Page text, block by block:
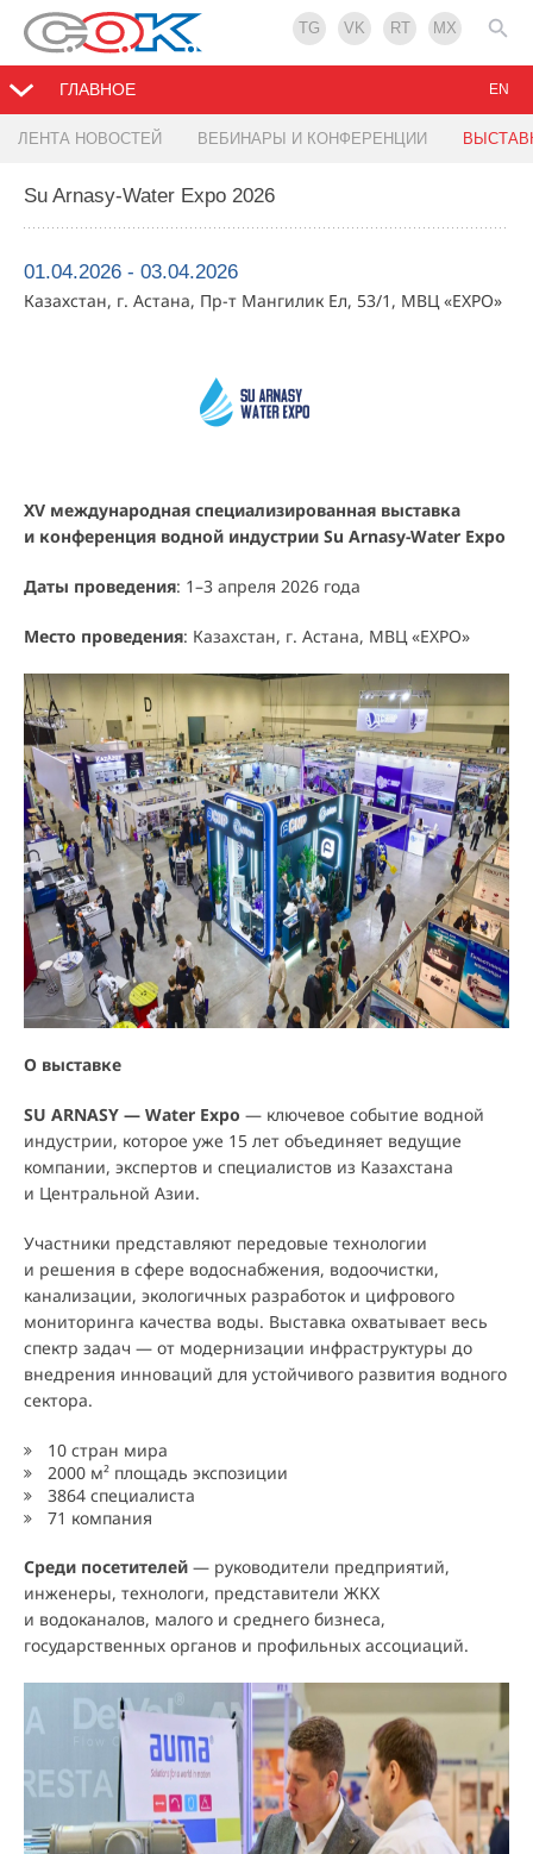
TG VK RT MX
ГЛАВНОЕ
ЛЕНТА НОВОСТЕЙ ВЕБИНАРЫ И КОНФЕРЕНЦИИ
EN
Su Arnasy-Water Expo 2026
01.04.2026 - 03.04.2026
Казахстан, г. Астана, Пр-т Мангилик Ел, 53/1, МВЦ «EXPO»
XV международная специализированная выставка
и конференция водной индустрии Su Arnasy-Water Expo
Даты проведения: 1–3 апреля 2026 года
Место проведения: Казахстан, г. Астана, МВЦ «EXPO»
О выставке
SU ARNASY — Water Expo — ключевое событие водной
индустрии, которое уже 15 лет объединяет ведущие
компании, экспертов и специалистов из Казахстана
и Центральной Азии.
Участники представляют передовые технологии
и решения в сфере водоснабжения, водоочистки,
канализации, экологичных разработок и цифрового
мониторинга качества воды. Выставка охватывает весь
спектр задач — от модернизации инфраструктуры до
внедрения инноваций для устойчивого развития водного
сектора.
10 стран мира
2000 м² площадь экспозиции
3864 специалиста
71 компания
Среди посетителей — руководители предприятий,
инженеры, технологи, представители ЖКХ
и водоканалов, малого и среднего бизнеса,
государственных органов и профильных ассоциаций.